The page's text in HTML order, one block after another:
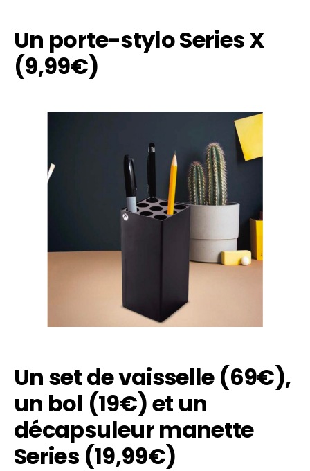
Un porte-stylo Series X
(9,99€)
Un set de vaisselle (69€),
un bol (19€) et un
décapsuleur manette
Series (19,99€)